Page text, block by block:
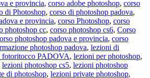
a
Padova
?
e provincia, corso adobe photoshop, corso
di Photoshop, corso di photoshop padova,
e provincia, corso Photoshop, corso
photoshop cc, corso photoshop cs6, Corso
photoshop padova e provincia, corso
photoshop padova, lezioni di
fotoritocco PADOVA, lezioni per photoshop,
lezioni photoshop cs5, lezioni photoshop
di photoshop, lezioni private photoshop,